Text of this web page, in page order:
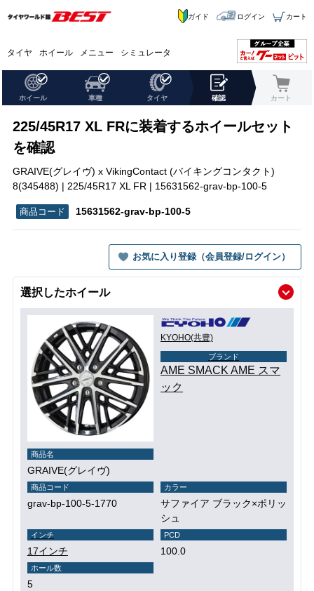
タイヤ ホイール メニュー シミュレータ
ガイド ログイン カート
ホイール 車種 タイヤ 確認 カート
225/45R17 XL FRに装着するホイールセット
を確認
GRAIVE(グレイヴ) x VikingContact (バイキングコンタクト)
8(345488) | 225/45R17 XL FR | 15631562-grav-bp-100-5
15631562-grav-bp-100-5
お気に入り登録（会員登録/ログイン）
選択したホイール
KYOHO(共豊)
ブランド
AME SMACK AME スマ
ック
商品名
GRAIVE(グレイヴ)
商品コード
grav-bp-100-5-1770
カラー
サファイア ブラック×ポリッ
シュ
インチ
17インチ
PCD
100.0
ホール数
5